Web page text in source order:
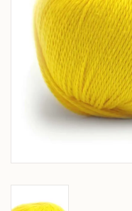
Over wolder